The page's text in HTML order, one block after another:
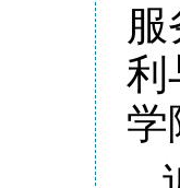
利
学